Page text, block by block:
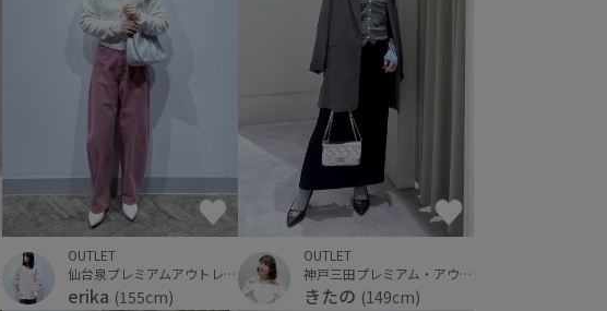
OUTLET
仙台泉プレミアムアウトレット
erika (155cm)
OUTLET
神戸三田プレミアム・アウトレット
きたの (149cm)